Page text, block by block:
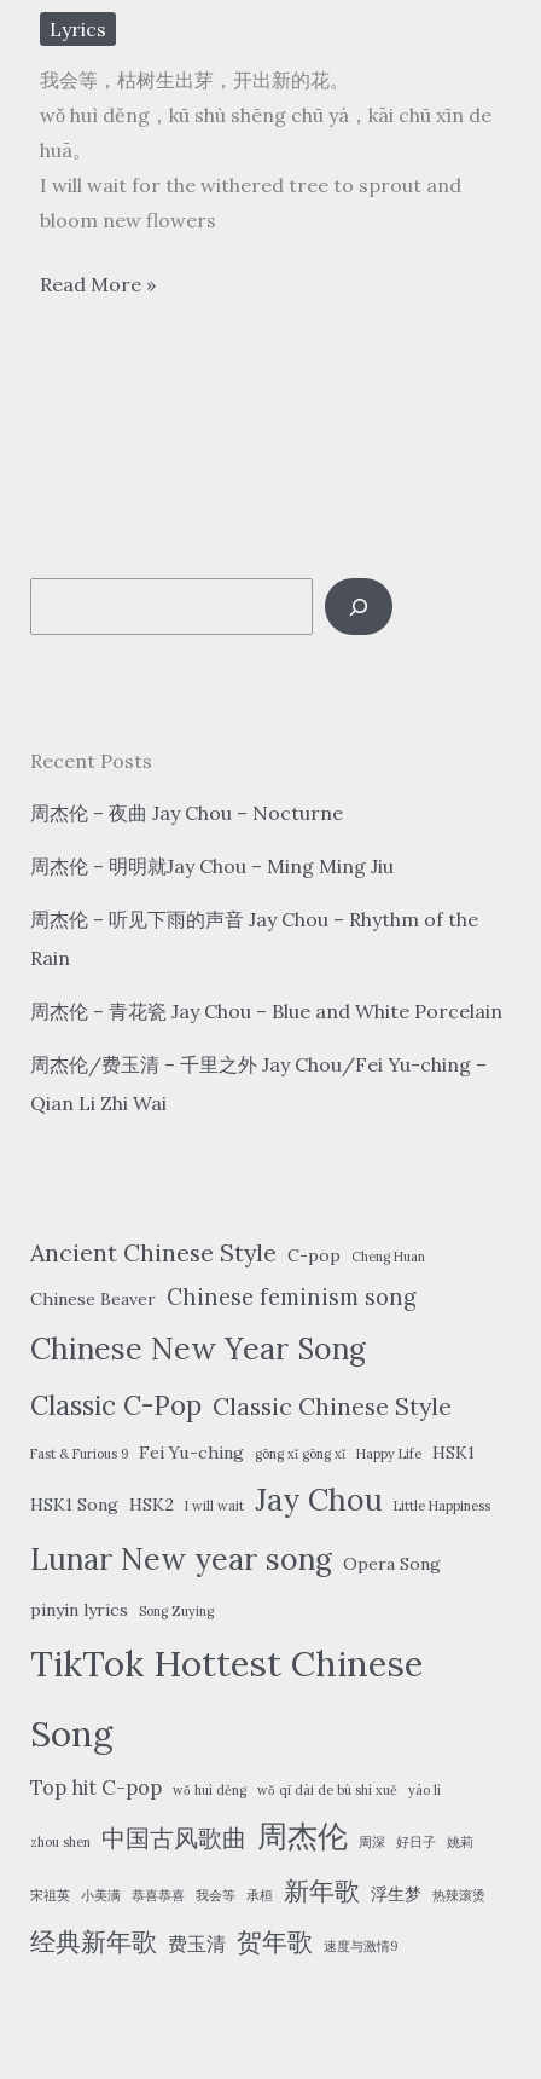
Lyrics
我会等，枯树生出芽，开出新的花。
wǒ huì děng，kū shù shēng chū yá，kāi chū xīn de
huā。
I will wait for the withered tree to sprout and
bloom new flowers
承
huì
wait
Read More »
e
c
Recent Posts
周杰伦 – 夜曲 Jay Chou – Nocturne
周杰伦 – 明明就Jay Chou – Ming Ming Jiu
周杰伦 – 听见下雨的声音 Jay Chou – Rhythm of the
Rain
周杰伦 – 青花瓷 Jay Chou – Blue and White Porcelain
周杰伦/费玉清 – 千里之外 Jay Chou/Fei Yu-ching –
Qian Li Zhi Wai
Ancient Chinese Style C-pop Cheng Huan
Chinese Beaver Chinese feminism song
Chinese New Year Song
Classic C-Pop Classic Chinese Style
Fast & Furious 9 Fei Yu-ching gōng xǐ gōng xǐ Happy Life HSK1
HSK1 Song HSK2 I will wait Jay Chou Little Happiness
Lunar New year song Opera Song
pinyin lyrics Song Zuying
TikTok Hottest Chinese
Song
Top hit C-pop wǒ huì děng wǒ qī dài de bù shì xuě yáo lì
zhou shen 中国古风歌曲 周杰伦 周深 好日子 姚莉
宋祖英 小美满 恭喜恭喜 我会等 承桓 新年歌 浮生梦 热辣滚烫
经典新年歌 费玉清 贺年歌 速度与激情9